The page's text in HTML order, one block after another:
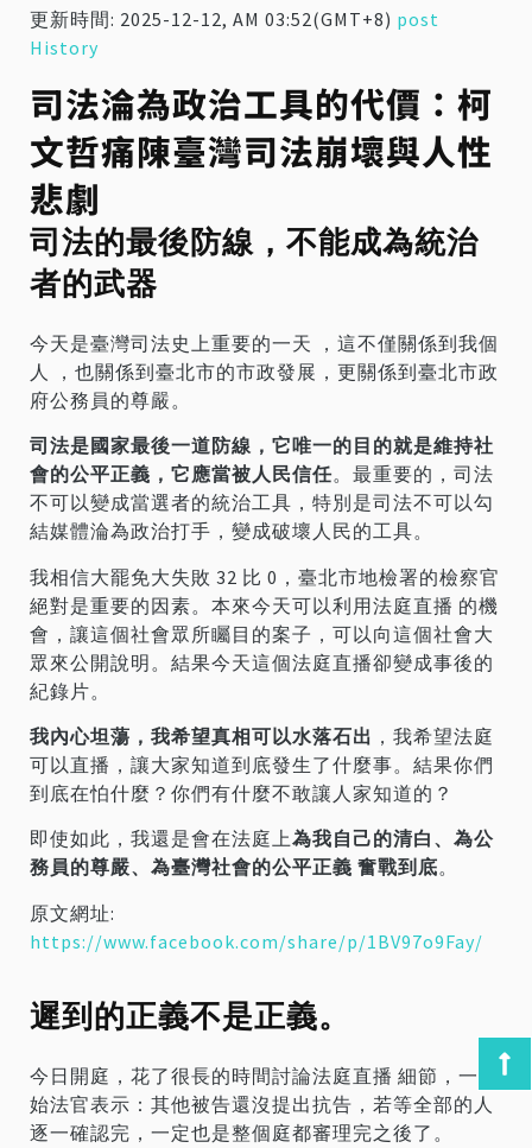
更新時間: 2025-12-12, AM 03:52(GMT+8) post
History
司法淪為政治工具的代價：柯
文哲痛陳臺灣司法崩壞與人性
悲劇
司法的最後防線，不能成為統治
者的武器
今天是臺灣司法史上重要的一天 ，這不僅關係到我個
人 ，也關係到臺北市的市政發展，更關係到臺北市政
府公務員的尊嚴。
司法是國家最後一道防線，它唯一的目的就是維持社
會的公平正義，它應當被人民信任。最重要的，司法
不可以變成當選者的統治工具，特別是司法不可以勾
結媒體淪為政治打手，變成破壞人民的工具。
我相信大罷免大失敗 32 比 0，臺北市地檢署的檢察官
絕對是重要的因素。本來今天可以利用法庭直播 的機
會，讓這個社會眾所矚目的案子，可以向這個社會大
眾來公開說明。結果今天這個法庭直播卻變成事後的
紀錄片。
我內心坦蕩，我希望真相可以水落石出 ，我希望法庭
可以直播，讓大家知道到底發生了什麼事。結果你們
到底在怕什麼？你們有什麼不敢讓人家知道的？
即使如此，我還是會在法庭上為我自己的清白、為公
務員的尊嚴、為臺灣社會的公平正義 奮戰到底。
原文網址:
https://www.facebook.com/share/p/1BV97o9Fay/
遲到的正義不是正義。
今日開庭，花了很長的時間討論法庭直播 細節，一開
始法官表示：其他被告還沒提出抗告，若等全部的人
逐一確認完，一定也是整個庭都審理完之後了。